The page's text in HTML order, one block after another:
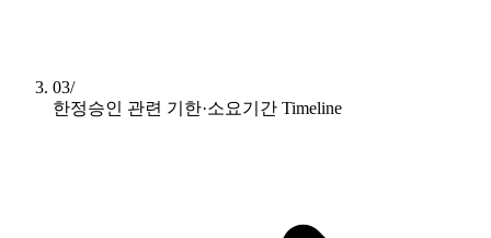
03/
한정승인 관련 기한·소요기간 Timeline